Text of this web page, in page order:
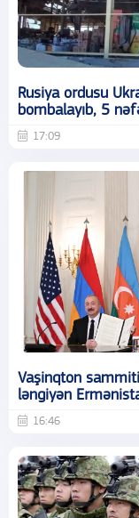
Rusiya ordusu
bombalayıb, 5
17:09
Vaşinqton
ləngiyən
16:46